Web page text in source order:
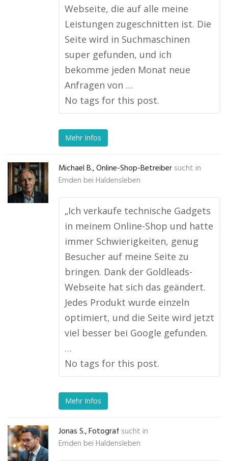
Webseite, die auf alle meine
Leistungen zugeschnitten ist. Die
Seite wird in Suchmaschinen
super gefunden, und ich
bekomme jeden Monat neue
Anfragen von …
No tags for this post.
Mehr Infos
Michael B., Online-Shop-Betreiber sucht in
Emden bei Haldensleben
„Ich verkaufe technische Gadgets
in meinem Online-Shop und hatte
immer Schwierigkeiten, genug
Besucher auf meine Seite zu
bringen. Dank der Goldleads-
Webseite hat sich das geändert.
Jedes Produkt wurde einzeln
optimiert, und die Seite wird jetzt
viel besser bei Google gefunden.
…
No tags for this post.
Mehr Infos
Jonas S., Fotograf sucht in
Emden bei Haldensleben